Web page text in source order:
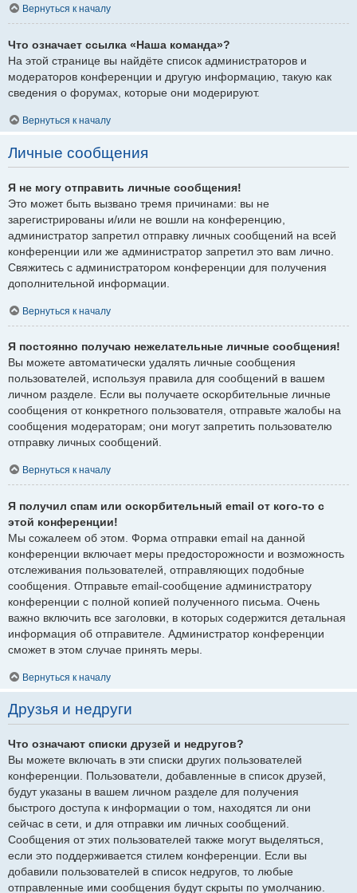
Вернуться к началу
Что означает ссылка «Наша команда»?
На этой странице вы найдёте список администраторов и
модераторов конференции и другую информацию, такую как
сведения о форумах, которые они модерируют.
Вернуться к началу
Личные сообщения
Я не могу отправить личные сообщения!
Это может быть вызвано тремя причинами: вы не
зарегистрированы и/или не вошли на конференцию,
администратор запретил отправку личных сообщений на всей
конференции или же администратор запретил это вам лично.
Свяжитесь с администратором конференции для получения
дополнительной информации.
Вернуться к началу
Я постоянно получаю нежелательные личные сообщения!
Вы можете автоматически удалять личные сообщения
пользователей, используя правила для сообщений в вашем
личном разделе. Если вы получаете оскорбительные личные
сообщения от конкретного пользователя, отправьте жалобы на
сообщения модераторам; они могут запретить пользователю
отправку личных сообщений.
Вернуться к началу
Я получил спам или оскорбительный email от кого-то с
этой конференции!
Мы сожалеем об этом. Форма отправки email на данной
конференции включает меры предосторожности и возможность
отслеживания пользователей, отправляющих подобные
сообщения. Отправьте email-сообщение администратору
конференции с полной копией полученного письма. Очень
важно включить все заголовки, в которых содержится детальная
информация об отправителе. Администратор конференции
сможет в этом случае принять меры.
Вернуться к началу
Друзья и недруги
Что означают списки друзей и недругов?
Вы можете включать в эти списки других пользователей
конференции. Пользователи, добавленные в список друзей,
будут указаны в вашем личном разделе для получения
быстрого доступа к информации о том, находятся ли они
сейчас в сети, и для отправки им личных сообщений.
Сообщения от этих пользователей также могут выделяться,
если это поддерживается стилем конференции. Если вы
добавили пользователей в список недругов, то любые
отправленные ими сообщения будут скрыты по умолчанию.